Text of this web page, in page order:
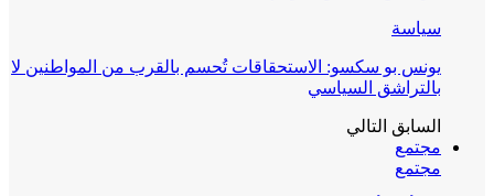
سياسة
يونس بو سكسو: الاستحقاقات تُحسم بالقرب من المواطنين لا
بالتراشق السياسي
السابق التالي
مجتمع
مجتمع